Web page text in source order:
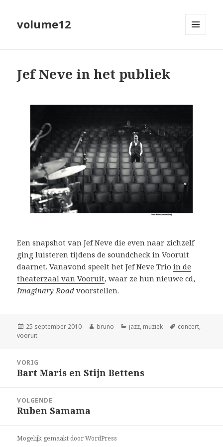
volume12
Jef Neve in het publiek
Een snapshot van Jef Neve die even naar zichzelf
ging luisteren tijdens de soundcheck in Vooruit
daarnet. Vanavond speelt het Jef Neve Trioin de
theaterzaal van Vooruit, waar ze hun nieuwe cd,
Imaginary Road voorstellen.
Geplaatst
op
25 september 2010 Auteur
bruno Categorieën
jazz, muziek Tags
concert,
vooruit
navigatie
VORIG
Vorig
Bart Maris en Stijn Bettens
VOLGENDE
Volgend
Ruben Samama
Mogelijk gemaakt door WordPress